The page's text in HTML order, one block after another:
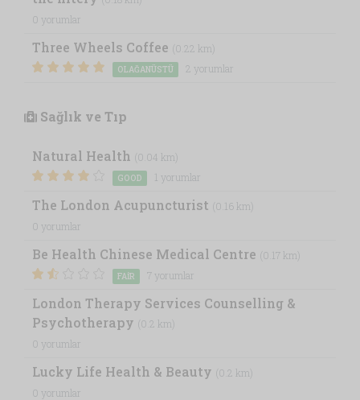
0 yorumlar
Three Wheels Coffee (0.22 km)
OLAĞANÜSTÜ 2 yorumlar
Sağlık ve Tıp
Natural Health (0.04 km)
GOOD 1 yorumlar
The London Acupuncturist (0.16 km)
0 yorumlar
Be Health Chinese Medical Centre (0.17 km)
FAIR 7 yorumlar
London Therapy Services Counselling &
Psychotherapy (0.2 km)
0 yorumlar
Lucky Life Health & Beauty (0.2 km)
0 yorumlar